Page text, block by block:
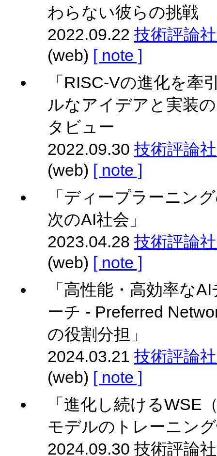
わらない彼らの挑戦
2022.09.22 技術評論
(web) [ note ]
「RISC-Vの進化を牽
ルなアイデアと実装
タビュー
2022.09.30 技術評論
(web) [ note ]
「ディープラーニン
次のAI社会」
2023.04.28 技術評論
(web) [ note ]
「高性能・高効率な
ーチ - Preferred
の役割分担」
2024.03.21 技術評論
(web) [ note ]
「進化し続けるWSE
モデルのトレーニン
2024.09.30 技術評論